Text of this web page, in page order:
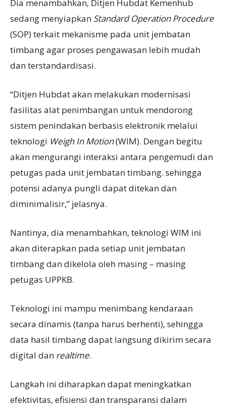
Dia menambahkan, Ditjen Hubdat Kemenhub
sedang menyiapkan Standard Operation Procedure
(SOP) terkait mekanisme pada unit jembatan
timbang agar proses pengawasan lebih mudah
dan terstandardisasi.
“Ditjen Hubdat akan melakukan modernisasi
fasilitas alat penimbangan untuk mendorong
sistem penindakan berbasis elektronik melalui
teknologi Weigh In Motion(WIM). Dengan begitu
akan mengurangi interaksi antara pengemudi dan
petugas pada unit jembatan timbang. sehingga
potensi adanya pungli dapat ditekan dan
diminimalisir,” jelasnya.
Nantinya, dia menambahkan, teknologi WIM ini
akan diterapkan pada setiap unit jembatan
timbang dan dikelola oleh masing – masing
petugas UPPKB.
Teknologi ini mampu menimbang kendaraan
secara dinamis (tanpa harus berhenti), sehingga
data hasil timbang dapat langsung dikirim secara
digital dan realtime.
Langkah ini diharapkan dapat meningkatkan
efektivitas, efisiensi dan transparansi dalam